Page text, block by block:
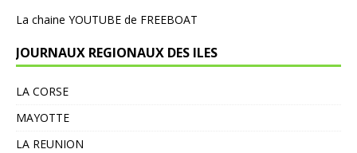
La chaine YOUTUBE de FREEBOAT
JOURNAUX REGIONAUX DES ILES
LA CORSE
MAYOTTE
LA REUNION